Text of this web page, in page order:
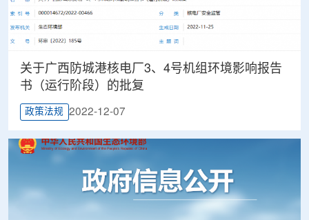
关于广西防城港核电厂3、4号机组环境影响报告
书（运行阶段）的批复
政策法规 2022-12-07